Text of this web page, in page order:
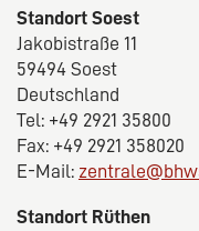
Standort Soest
Jakobistraße 11
59494 Soest
Deutschland
Tel: +49 2921 35800
Fax: +49 2921 358020
E-Mail:
Standort Rüthen